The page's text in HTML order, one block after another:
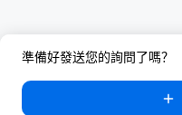
準備好發送您的詢問了嗎？